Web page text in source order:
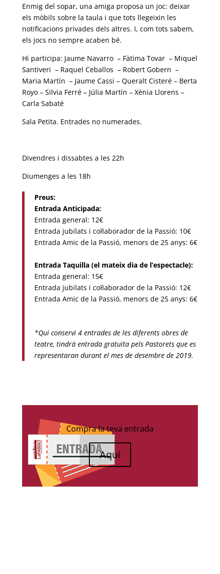
Enmig del sopar, una amiga proposa un joc: deixar
els mòbils sobre la taula i que tots llegeixin les
notificacions privades dels altres. I, com tots sabem,
els jocs no sempre acaben bé.
Hi participa: Jaume Navarro – Fàtima Tovar – Miquel
Santiveri – Raquel Ceballos – Robert Gobern –
Maria Martín – Jaume Cassi – Queralt Cisteré – Berta
Royo – Silvia Ferré – Júlia Martín – Xènia Llorens –
Carla Sabaté
Sala Petita. Entrades no numerades.
Divendres i dissabtes a les 22h
Diumenges a les 18h
Preus:
Entrada Anticipada:
Entrada general: 12€
Entrada jubilats i col·laborador de la Passió: 10€
Entrada Amic de la Passió, menors de 25 anys: 6€
Entrada Taquilla (el mateix dia de l’espectacle):
Entrada general: 15€
Entrada jubilats i col·laborador de la Passió: 12€
Entrada Amic de la Passió, menors de 25 anys: 6€
*Qui conservi 4 entrades de les diferents obres de
teatre, tindrà entrada gratuïta pels Pastorets que es
representaran durant el mes de desembre de 2019.
Compra la teva entrada
Aquí